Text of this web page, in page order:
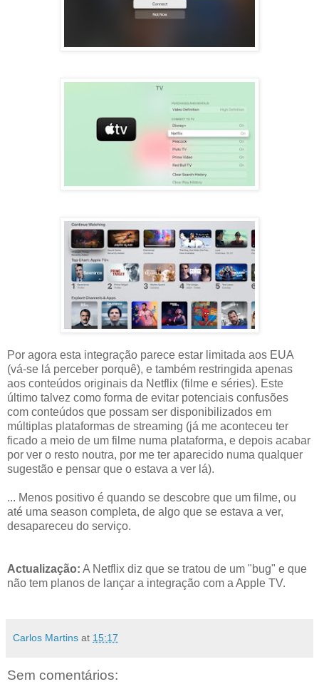
Por agora esta integração parece estar limitada aos EUA
(vá-se lá perceber porquê), e também restringida apenas
aos conteúdos originais da Netflix (filme e séries). Este
último talvez como forma de evitar potenciais confusões
com conteúdos que possam ser disponibilizados em
múltiplas plataformas de streaming (já me aconteceu ter
ficado a meio de um filme numa plataforma, e depois acabar
por ver o resto noutra, por me ter aparecido numa qualquer
sugestão e pensar que o estava a ver lá).
... Menos positivo é quando se descobre que um filme, ou
até uma season completa, de algo que se estava a ver,
desapareceu do serviço.
Actualização: A Netflix diz que se tratou de um "bug" e que
não tem planos de lançar a integração com a Apple TV.
Carlos Martins at 15:17
Sem comentários: